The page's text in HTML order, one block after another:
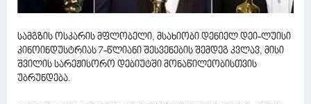
სამგზის ოსკარის მფლობელი, მსახიობი დენიელ დეი-ლუისი
კინოინდუსტრიას 7-წლიანი შესვენების შემდეგ კვლავ, მისი
შვილის სარეჟისორო დებიუტში მონაწილეობისთვის
უბრუნდება.